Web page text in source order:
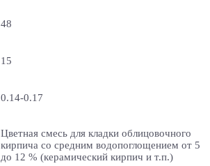
48
15
0.14-0.17
Цветная смесь для кладки облицовочного
кирпича со средним водопоглощением от 5
до 12 % (керамический кирпич и т.п.)